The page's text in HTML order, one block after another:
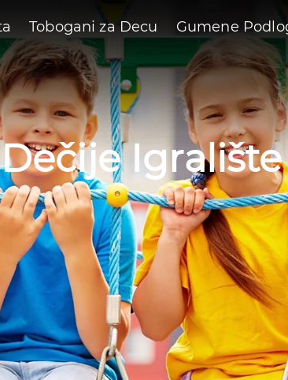
Tobogani za Decu Gumene